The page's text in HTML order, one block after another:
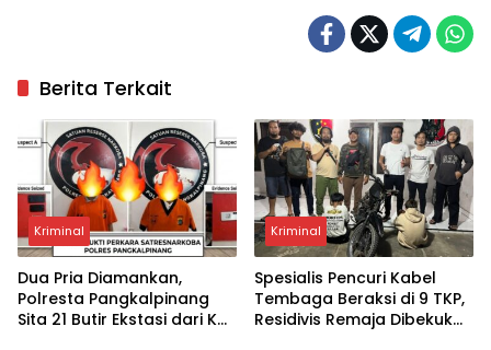
Berita Terkait
Kriminal
Dua Pria Diamankan,
Polresta Pangkalpinang
Sita 21 Butir Ekstasi dari Kos
Kriminal
Spesialis Pencuri Kabel
Tembaga Beraksi di 9 TKP,
Residivis Remaja Dibekuk